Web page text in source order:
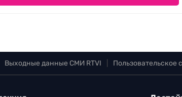
Выходные данные СМИ RTVI Пользовательское